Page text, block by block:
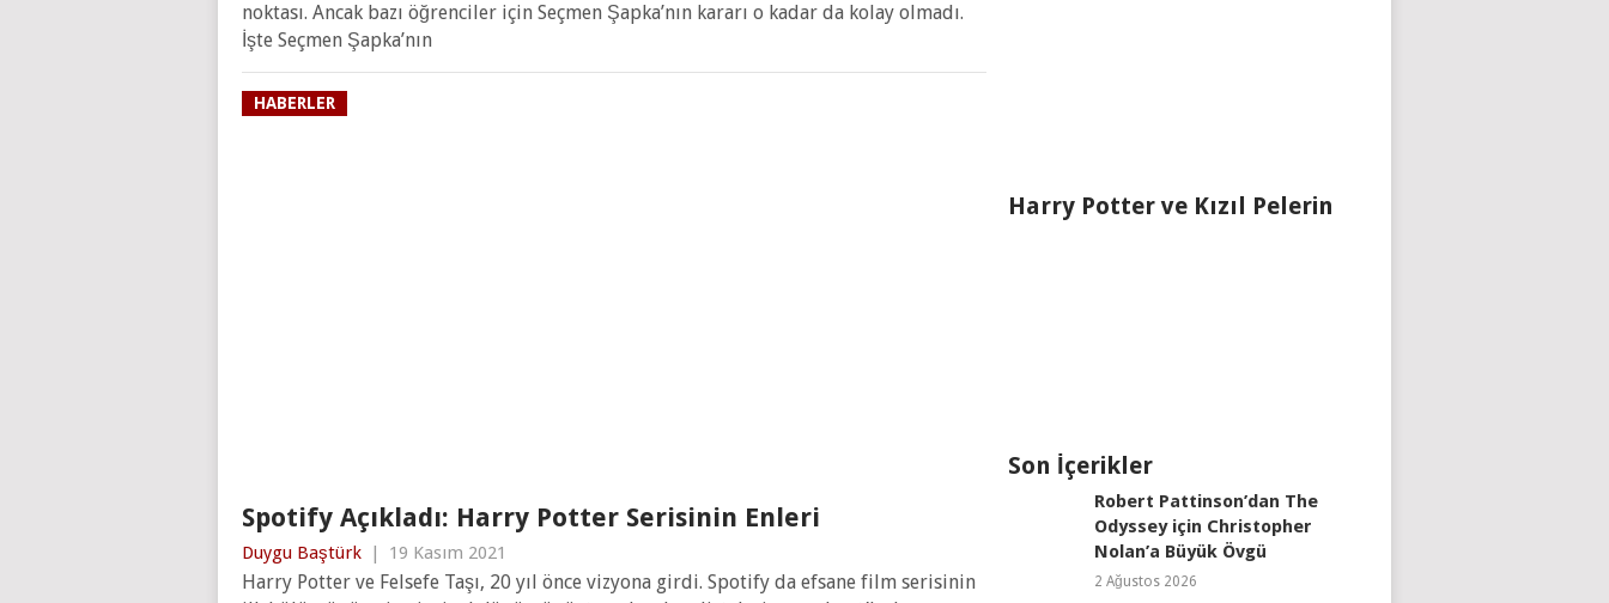
noktası. Ancak bazı öğrenciler için Seçmen Şapka’nın kararı o kadar da kolay olmadı.
İşte Seçmen Şapka’nın
HABERLER
Spotify Açıkladı: Harry Potter Serisinin Enleri
Duygu Baştürk | 19 Kasım 2021
Harry Potter ve Felsefe Taşı, 20 yıl önce vizyona girdi. Spotify da efsane film serisinin
Harry Potter ve Kızıl Pelerin
Son İçerikler
Robert Pattinson’dan The
Odyssey için Christopher
Nolan’a Büyük Övgü
2 Ağustos 2026